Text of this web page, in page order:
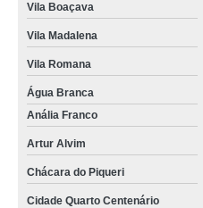
Vila Boaçava
Vila Madalena
Vila Romana
Água Branca
Anália Franco
Artur Alvim
Chácara do Piqueri
Cidade Quarto Centenário